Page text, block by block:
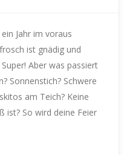
Jahr im voraus
ist gnädig und
Aber was passiert
Sonnenstich? Schwere
am Teich? Keine
ist? So wird deine Feier